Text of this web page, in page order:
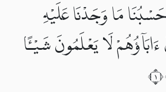
مَا وَجَدْنَا عَلَيْهِ
ءَابَآؤُهُمْ لَا يَعْلَمُونَ شَيْـًٔا